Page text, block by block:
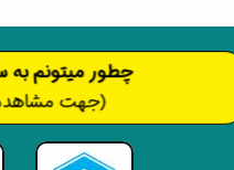
​​​چطور میتونم به
(جهت مشاهده